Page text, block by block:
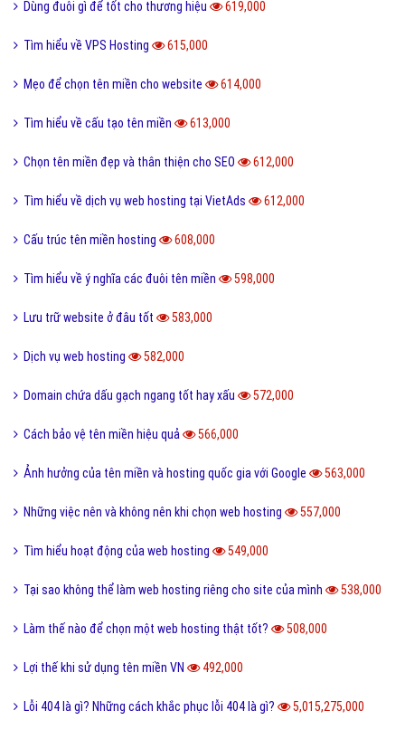
Dùng đuôi gì để tốt cho thương hiệu 619,000
Tìm hiểu về VPS Hosting 615,000
Mẹo để chọn tên miền cho website 614,000
Tìm hiểu về cấu tạo tên miền 613,000
Chọn tên miền đẹp và thân thiện cho SEO 612,000
Tìm hiểu về dịch vụ web hosting tại VietAds 612,000
Cấu trúc tên miền hosting 608,000
Tìm hiểu về ý nghĩa các đuôi tên miền 598,000
Lưu trữ website ở đâu tốt 583,000
Dịch vụ web hosting 582,000
Domain chứa dấu gạch ngang tốt hay xấu 572,000
Cách bảo vệ tên miền hiệu quả 566,000
Ảnh hưởng của tên miền và hosting quốc gia với Google 563,000
Những việc nên và không nên khi chọn web hosting 557,000
Tìm hiểu hoạt động của web hosting 549,000
Tại sao không thể làm web hosting riêng cho site của mình 538,000
Làm thế nào để chọn một web hosting thật tốt? 508,000
Lợi thế khi sử dụng tên miền VN 492,000
Lỗi 404 là gì? Những cách khắc phục lỗi 404 là gì? 5,015,275,000